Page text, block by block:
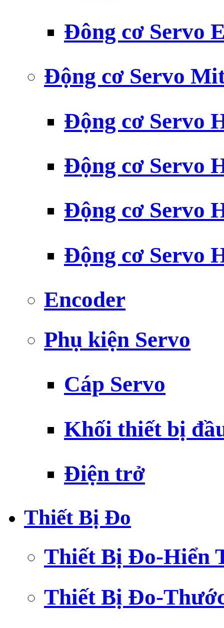
Đông cơ Servo
Động cơ Servo
Động cơ Servo
Động cơ Servo
Động cơ Servo
Động cơ Servo
Encoder
Phụ kiện Servo
Cáp Servo
Khối thiết bị
Điện trở
Thiết Bị Đo
Thiết Bị Đo-Hiển
Thiết Bị Đo-